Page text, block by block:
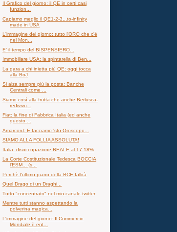
Il Grafico del giorno: il QE in certi casi
funzion...
Capiamo meglio il QE1-2-3...to-infinity
made in USA
L'immagine del giorno: tutto l'ORO che c'è
nel Mon...
E' il tempo del BISPENSIERO...
Immobiliare USA: la spintarella di Ben...
La gara a chi inietta più QE: oggi tocca
alla BoJ
Si alza sempre più la posta: Banche
Centrali come ...
Siamo così alla frutta che anche Berlusca-
redivivo...
Fiat: la fine di Fabbrica Italia (ed anche
questo ...
Amarcord: E facciamo 'sto Oroscopo...
SIAMO ALLA FOLLIA ASSOLUTA!
Italia: disoccupazione REALE al 17-18%
La Corte Costituzionale Tedesca BOCCIA
l'ESM... (s...
Perchè l'ultimo piano della BCE fallirà
Quel Drago di un Draghi...
Tutto "concentrato" nel mio canale twitter
Mentre tutti stanno aspettando la
polverina magica...
L'immagine del giorno: Il Commercio
Mondiale è ent...